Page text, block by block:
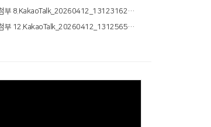
# 첨부 8.KakaoTalk_20260412_131231625_05.jpg
# 첨부 12.KakaoTalk_20260412_131256575_16.jpg